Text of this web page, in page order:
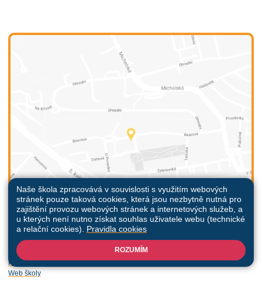
Všechna práva vyhrazena. Copyright © 2026 |
Prohlášení o přístupnosti|Pravidla COOKIES|GDPR
Web školy
Naše škola zpracovává v souvislosti s využitím webových
stránek pouze taková cookies, která jsou nezbytně nutná pro
zajištění provozu webových stránek a internetových služeb, a
u kterých není nutno získat souhlas uživatele webu (technické
a relační cookies). Pravidla cookies
ROZUMÍM